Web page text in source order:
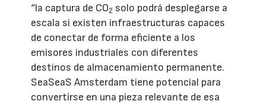
“la captura de CO2 solo podrá desplegarse a
escala si existen infraestructuras capaces
de conectar de forma eficiente a los
emisores industriales con diferentes
destinos de almacenamiento permanente.
SeaSeaS Amsterdam tiene potencial para
convertirse en una pieza relevante de esa